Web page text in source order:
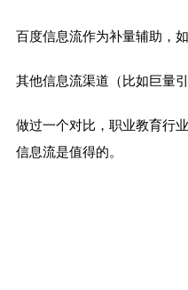
百度信息流作为补量辅助，
其他信息流渠道（比如巨量
做过一个对比，职业教育行
信息流是值得的。